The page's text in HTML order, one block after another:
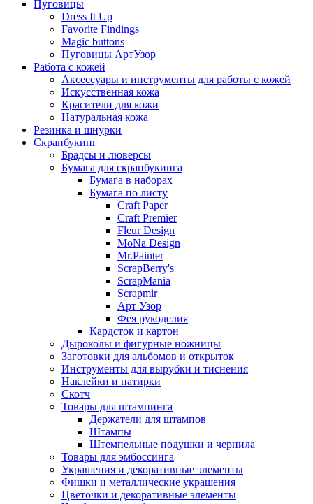
Пуговицы
Dress It Up
Favorite Findings
Magic buttons
Пуговицы АртУзор
Работа с кожей
Аксессуары и инструменты для работы с кожей
Искусственная кожа
Красители для кожи
Натуральная кожа
Резинка и шнурки
Скрапбукинг
Брадсы и люверсы
Бумага для скрапбукинга
Бумага в наборах
Бумага по листу
Craft Paper
Craft Premier
Fleur Design
MoNa Design
Mr.Painter
ScrapBerry's
ScrapMania
Scrapmir
Арт Узор
Фея рукоделия
Кардсток и картон
Дыроколы и фигурные ножницы
Заготовки для альбомов и открыток
Инструменты для вырубки и тиснения
Наклейки и натирки
Скотч
Товары для штампинга
Держатели для штампов
Штампы
Штемпельные подушки и чернила
Товары для эмбоссинга
Украшения и декоративные элементы
Фишки и металлические украшения
Цветочки и декоративные элементы